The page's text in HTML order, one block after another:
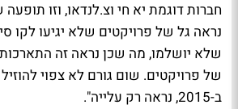
נראה גל של פרויקטים שלא יגיעו לקו
שלא יושלמו, מה שכן נראה זה התארכות
של פרויקטים. שום גורם לא צפוי
ב-2015, נראה רק עלייה".